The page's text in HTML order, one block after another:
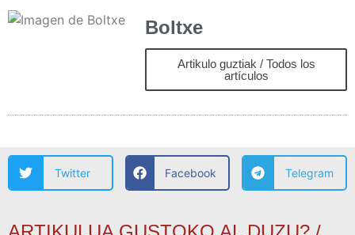
Boltxe
Artikulo guztiak / Todos los
artículos
Twitter Facebook Telegram